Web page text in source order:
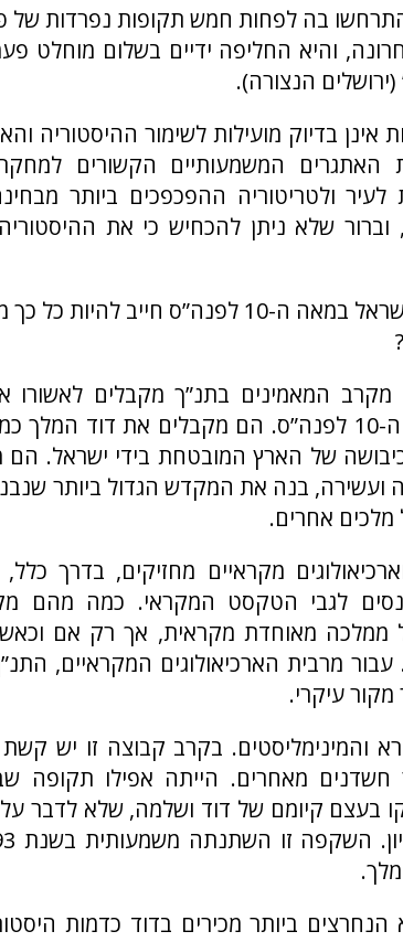
בה לפחות חמש תקופות נפרדות של
והיא החליפה ידיים בשלום מוחלט
בדיוק מועילות לשימור ההיסטוריה
האתגרים המשמעותיים הקשורים
ולטריטוריה ההפכפכים ביותר
וברור שלא ניתן להכחיש כי את
ובכל זאת, האם מחקר על ישראל במאה ה-10 לפנה”ס חייב
המאמינים בתנ”ך מקבלים לאשורו
המקראי של ישראל במאה ה-10 לפנה”ס. הם מקבלים את דוד
של הארץ המובטחת בידי ישראל. הם
בנה את המקדש הגדול ביותר
מלכים אחרים.
מקראיים מחזיקים, בדרך
לגבי הטקסט המקראי. כמה מהם
ממלכה מאוחדת מקראית, אך רק אם
עבור מרבית הארכיאולוגים המקראיים,
עיקרי.
והמינימליסטים. בקרב קבוצה זו יש
חשדנים מאחרים. הייתה אפילו תקופה
קיומם של דוד ושלמה, שלא לדבר
ביותר מכירים בדוד כדמות